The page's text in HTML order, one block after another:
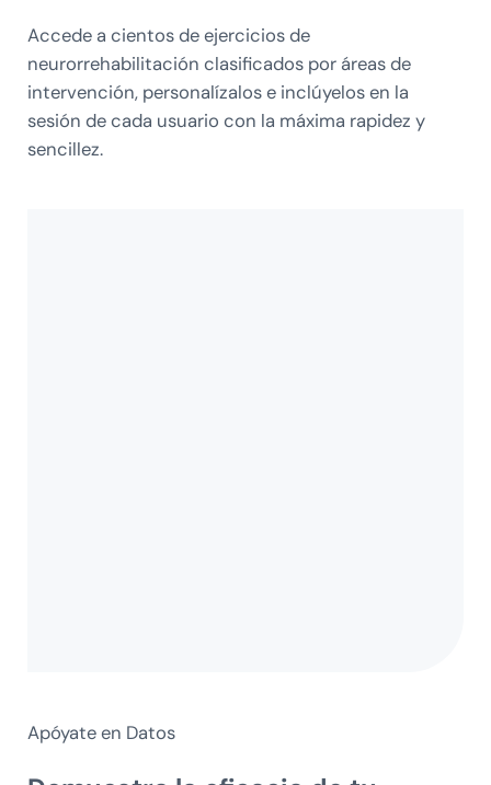
Accede a cientos de ejercicios de
neurorrehabilitación clasificados por áreas de
intervención, personalízalos e inclúyelos en la
sesión de cada usuario con la máxima rapidez y
sencillez.
Apóyate en Datos